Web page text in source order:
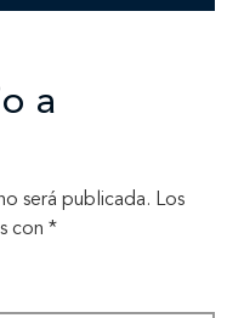
a
será publicada. Los
con *